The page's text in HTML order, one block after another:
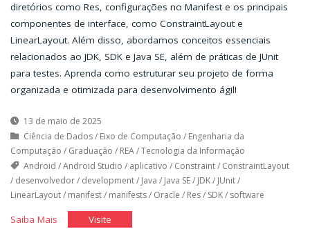
diretórios como Res, configurações no Manifest e os principais
componentes de interface, como ConstraintLayout e
LinearLayout. Além disso, abordamos conceitos essenciais
relacionados ao JDK, SDK e Java SE, além de práticas de JUnit
para testes. Aprenda como estruturar seu projeto de forma
organizada e otimizada para desenvolvimento ágil!
13 de maio de 2025
Ciência de Dados/ Eixo de Computação / Engenharia da
Computação / Graduação / REA/Tecnologia da Informação
Android /Android Studio / aplicativo / Constraint/ ConstraintLayout
/ desenvolvedor/ development/ Java / Java SE/ JDK/ JUnit/
LinearLayout/ manifest/ manifests/ Oracle / Res/ SDK/ software
Saiba Mais"LayoutVisite"Layout